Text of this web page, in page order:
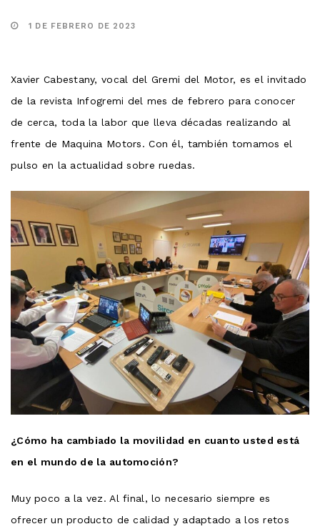
1 DE FEBRERO DE 2023
Xavier Cabestany, vocal del Gremi del Motor, es el invitado
de la revista Infogremi del mes de febrero para conocer
de cerca, toda la labor que lleva décadas realizando al
frente de Maquina Motors. Con él, también tomamos el
pulso en la actualidad sobre ruedas.
¿Cómo ha cambiado la movilidad en cuanto usted está
en el mundo de la automoción?
Muy poco a la vez. Al final, lo necesario siempre es
ofrecer un producto de calidad y adaptado a los retos